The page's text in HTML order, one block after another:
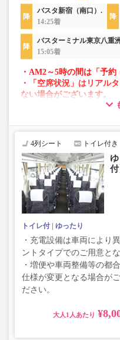
バスタ新宿（南口）.
14:25着
バスターミナル東京八重
15:05着
・AM2～5時の間は「予約
・「空席状況」はリアル
ない場合がございます。
・車両は予告なく変更と
で、あらかじめご了承く
4列シート トイレ付き
トイレ付 ゆったり
・充電設備は車両により
ントタイプでのご用意とな
・増便や車両整備等の都
仕様が変更となる場合が
ださい。
大人